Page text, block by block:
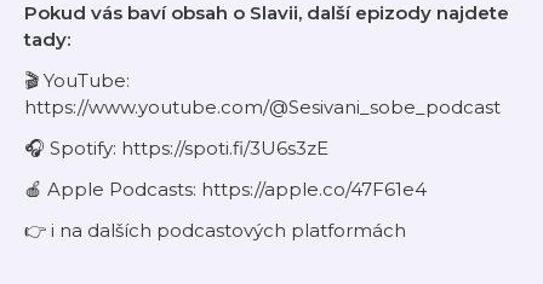
Pokud vás baví obsah o Slavii, další epizody najdete
tady:
🎬 YouTube:
https://www.youtube.com/@Sesivani_sobe_podcast
🎧 Spotify: https://spoti.fi/3U6s3zE
🍎 Apple Podcasts: https://apple.co/47F61e4
👉 i na dalších podcastových platformách